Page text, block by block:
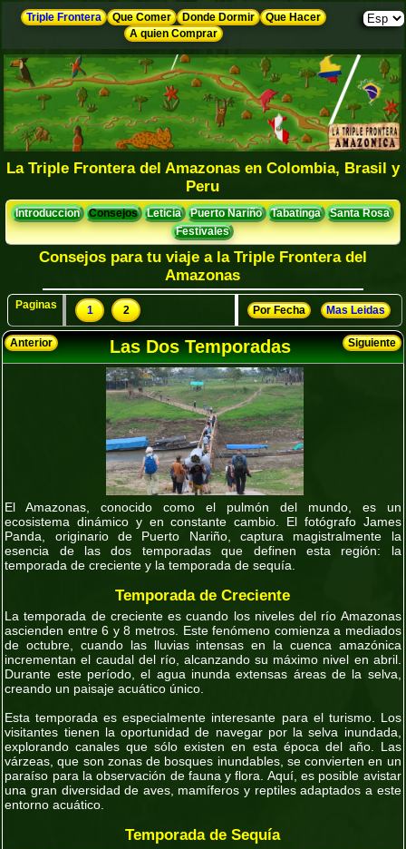
Triple Frontera Que Comer Donde Dormir
Que Hacer
A quien Comprar
La Triple Frontera del Amazonas en Colombia, Brasil y
Peru
Introduccion Consejos Leticia Puerto Nariño Tabatinga
Santa Rosa
Festivales
Consejos para tu viaje a la Triple Frontera del
Amazonas
Paginas 1 2 Por Fecha Mas Leidas
Anterior Siguiente
Las Dos Temporadas
El Amazonas, conocido como el pulmón del mundo, es un
ecosistema dinámico y en constante cambio. El fotógrafo James
Panda, originario de Puerto Nariño, captura magistralmente la
esencia de las dos temporadas que definen esta región: la
temporada de creciente y la temporada de sequía.
Temporada de Creciente
La temporada de creciente es cuando los niveles del río Amazonas
ascienden entre 6 y 8 metros. Este fenómeno comienza a mediados
de octubre, cuando las lluvias intensas en la cuenca amazónica
incrementan el caudal del río, alcanzando su máximo nivel en abril.
Durante este período, el agua inunda extensas áreas de la selva,
creando un paisaje acuático único.
Esta temporada es especialmente interesante para el turismo. Los
visitantes tienen la oportunidad de navegar por la selva inundada,
explorando canales que sólo existen en esta época del año. Las
várzeas, que son zonas de bosques inundables, se convierten en un
paraíso para la observación de fauna y flora. Aquí, es posible avistar
una gran diversidad de aves, mamíferos y reptiles adaptados a este
entorno acuático.
Temporada de Sequía